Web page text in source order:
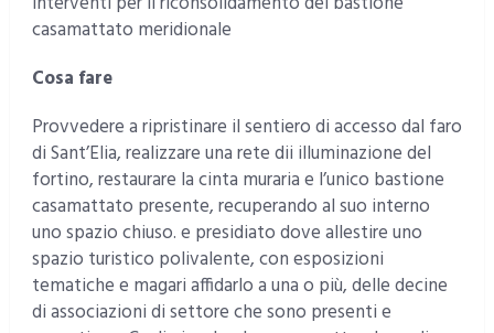
casamattato meridionale
Cosa fare
Provvedere a ripristinare il sentiero di accesso dal faro
di Sant’Elia, realizzare una rete dii illuminazione del
fortino, restaurare la cinta muraria e l’unico bastione
casamattato presente, recuperando al suo interno
uno spazio chiuso. e presidiato dove allestire uno
spazio turistico polivalente, con esposizioni
tematiche e magari affidarlo a una o più, delle decine
di associazioni di settore che sono presenti e